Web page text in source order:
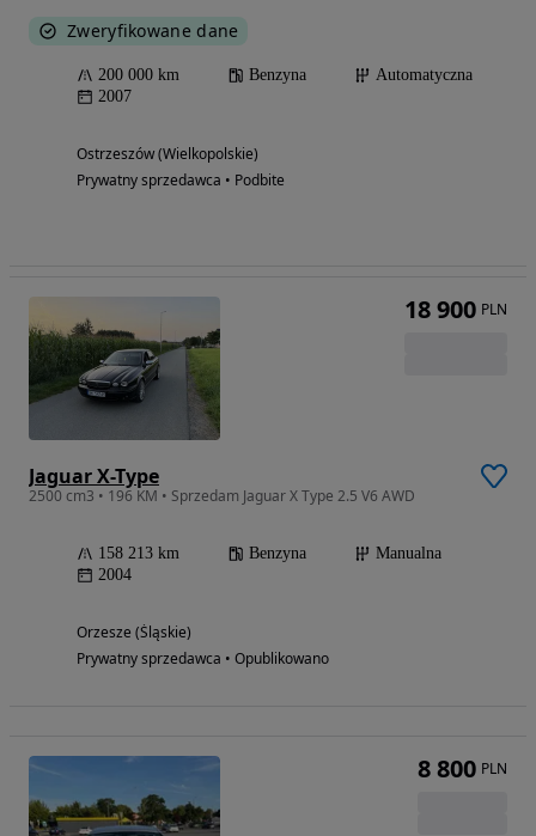
Zweryfikowane dane
200 000 km Benzyna
Automatyczna
2007
Ostrzeszów (Wielkopolskie)
Prywatny sprzedawca • Podbite
Jaguar X-Type
2500 cm3 • 196 KM • Sprzedam Jaguar X Type 2.5 V6 AWD
158 213 km Benzyna
Manualna
2004
Orzesze (Śląskie)
Prywatny sprzedawca • Opublikowano
18 900 PLN
8 800 PLN